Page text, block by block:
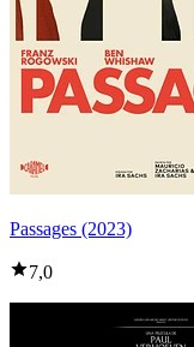
Passages (2023)
7,0